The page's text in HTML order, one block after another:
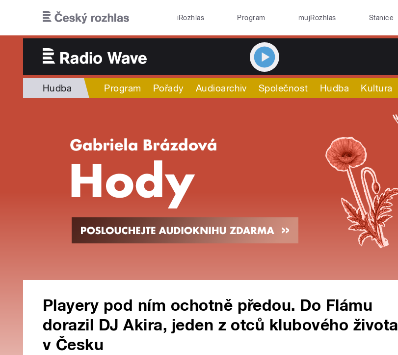
iRozhlas Program mujRozhlas Stanice
Hudba Program Pořady Audioarchiv Společnost Hudba Kultura
Playery pod ním ochotně předou. Do Flámu
dorazil DJ Akira, jeden z otců klubového života
v Česku